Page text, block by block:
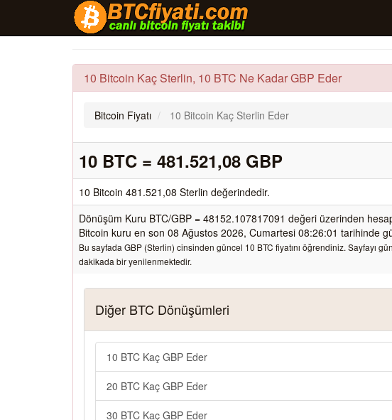
10 Bitcoin Kaç Sterlin, 10 BTC Ne Kadar GBP Eder
Bitcoin Fiyatı 10 Bitcoin Kaç Sterlin Eder
10 BTC = 481.521,08 GBP
10 Bitcoin 481.521,08 Sterlin değerindedir.
Dönüşüm Kuru BTC/GBP = 48152.107817091 değeri üzerinden
Bitcoin kuru en son 08 Ağustos 2026, Cumartesi 08:26:01 tarihinde
Bu sayfada GBP (Sterlin) cinsinden güncel 10 BTC fiyatını öğrendiniz. Sayfayı
dakikada bir yenilenmektedir.
Diğer BTC Dönüşümleri
10 BTC Kaç GBP Eder
20 BTC Kaç GBP Eder
30 BTC Kaç GBP Eder